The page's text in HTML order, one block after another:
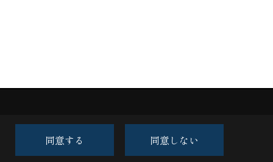
同意する 同意しない